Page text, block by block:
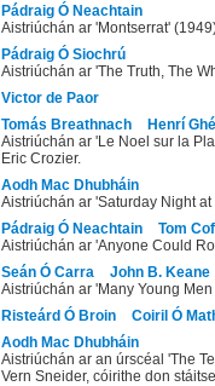
Pádraig Ó Neachtain
Aistriúchán ar 'Montserrat'
Pádraig Ó Siochrú
Aistriúchán ar 'The Truth, The
Victor de Paor
Tomás Breathnach
Henrí
Aistriúchán ar 'Le Noel sur la
Eric Crozier.
Aodh Mac Dhubháin
Aistriúchán ar 'Saturday Night
Pádraig Ó Neachtain
Tom
Aistriúchán ar 'Anyone Could
Seán Ó Carra
John B. Keane
Aistriúchán ar 'Many Young
Risteárd Ó Broin
Coiril Ó
Aodh Mac Dhubháin
Aistriúchán ar an úrscéal 'The
Vern Sneider, cóirithe don